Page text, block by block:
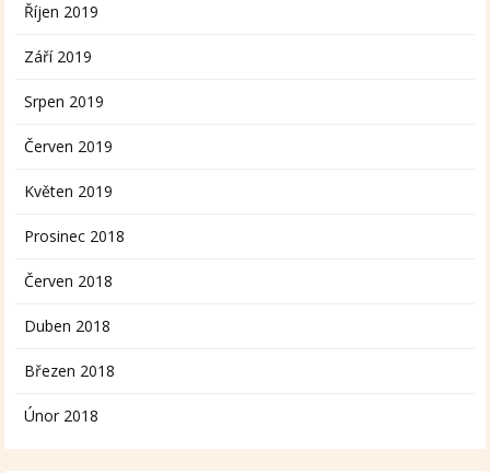
Říjen 2019
Září 2019
Srpen 2019
Červen 2019
Květen 2019
Prosinec 2018
Červen 2018
Duben 2018
Březen 2018
Únor 2018